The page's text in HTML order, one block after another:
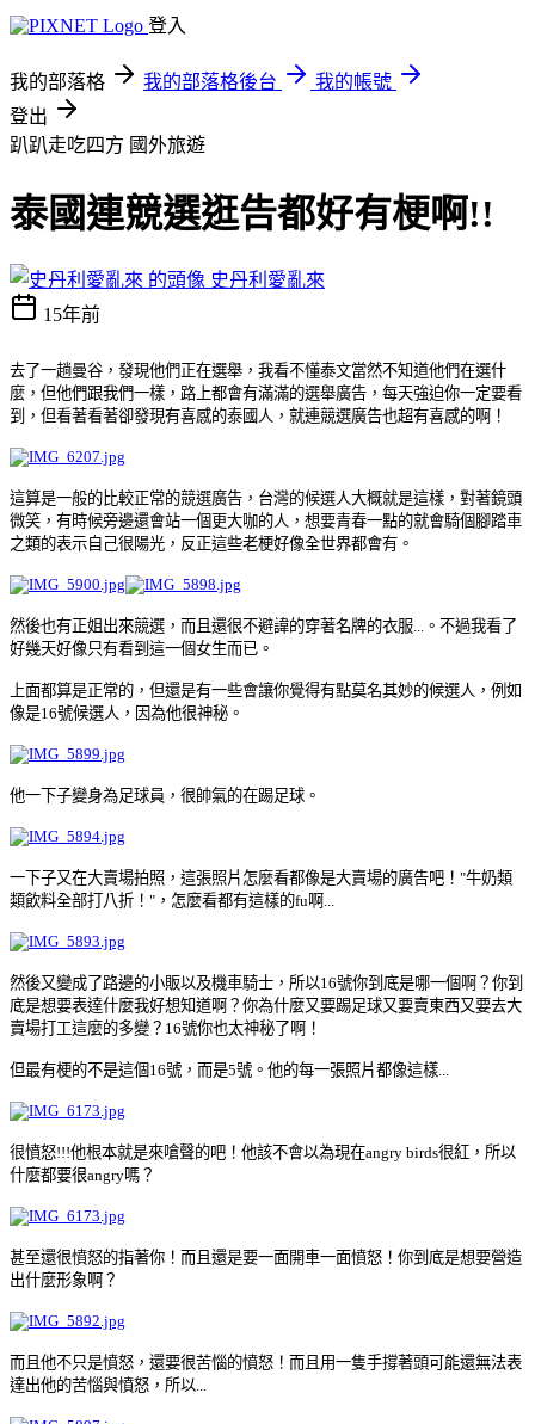
登入
我的部落格 我的部落格後台
我的帳號
登出
趴趴走吃四方 國外旅遊
泰國連競選逛告都好有梗啊!!
史丹利愛亂來
15年前
去了一趟曼谷，發現他們正在選舉，我看不懂泰文當然不知道他們在選什
麼，但他們跟我們一樣，路上都會有滿滿的選舉廣告，每天強迫你一定要看
到，但看著看著卻發現有喜感的泰國人，就連競選廣告也超有喜感的啊！
這算是一般的比較正常的競選廣告，台灣的候選人大概就是這樣，對著鏡頭
微笑，有時候旁邊還會站一個更大咖的人，想要青春一點的就會騎個腳踏車
之類的表示自己很陽光，反正這些老梗好像全世界都會有。
然後也有正姐出來競選，而且還很不避諱的穿著名牌的衣服...。不過我看了
好幾天好像只有看到這一個女生而已。
上面都算是正常的，但還是有一些會讓你覺得有點莫名其妙的候選人，例如
像是16號候選人，因為他很神秘。
他一下子變身為足球員，很帥氣的在踢足球。
一下子又在大賣場拍照，這張照片怎麼看都像是大賣場的廣告吧！"牛奶類
類飲料全部打八折！"，怎麼看都有這樣的fu啊...
然後又變成了路邊的小販以及機車騎士，所以16號你到底是哪一個啊？你到
底是想要表達什麼我好想知道啊？你為什麼又要踢足球又要賣東西又要去大
賣場打工這麼的多變？16號你也太神秘了啊！
但最有梗的不是這個16號，而是5號。他的每一張照片都像這樣...
很憤怒!!!他根本就是來嗆聲的吧！他該不會以為現在angry birds很紅，所以
什麼都要很angry嗎？
甚至還很憤怒的指著你！而且還是要一面開車一面憤怒！你到底是想要營造
出什麼形象啊？
而且他不只是憤怒，還要很苦惱的憤怒！而且用一隻手撐著頭可能還無法表
達出他的苦惱與憤怒，所以...